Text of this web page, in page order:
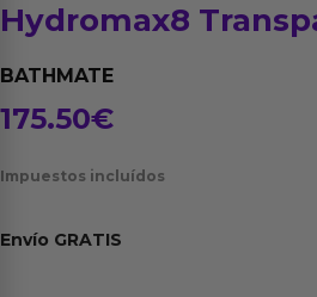
Hydromax8
BATHMATE
175.50€
Impuestos incluídos
Envío GRATIS